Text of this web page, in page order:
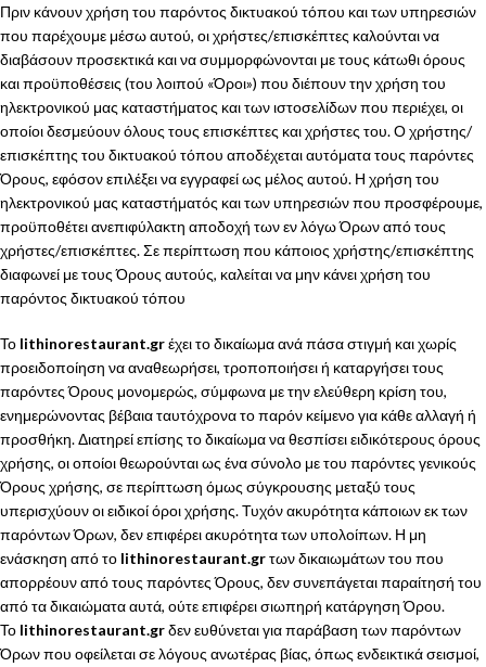
Πριν κάνουν χρήση του παρόντος δικτυακού τόπου και των υπηρεσιών
που παρέχουμε μέσω αυτού, οι χρήστες/επισκέπτες καλούνται να
διαβάσουν προσεκτικά και να συμμορφώνονται με τους κάτωθι όρους
και προϋποθέσεις (του λοιπού «Όροι») που διέπουν την χρήση του
ηλεκτρονικού μας καταστήματος και των ιστοσελίδων που περιέχει, οι
οποίοι δεσμεύουν όλους τους επισκέπτες και χρήστες του. Ο χρήστης/
επισκέπτης του δικτυακού τόπου αποδέχεται αυτόματα τους παρόντες
Όρους, εφόσον επιλέξει να εγγραφεί ως μέλος αυτού. Η χρήση του
ηλεκτρονικού μας καταστήματός και των υπηρεσιών που προσφέρουμε,
προϋποθέτει ανεπιφύλακτη αποδοχή των εν λόγω Όρων από τους
χρήστες/επισκέπτες. Σε περίπτωση που κάποιος χρήστης/επισκέπτης
διαφωνεί με τους Όρους αυτούς, καλείται να μην κάνει χρήση του
παρόντος δικτυακού τόπου
Το lithinorestaurant.grέχει το δικαίωμα ανά πάσα στιγμή και χωρίς
προειδοποίηση να αναθεωρήσει, τροποποιήσει ή καταργήσει τους
παρόντες Όρους μονομερώς, σύμφωνα με την ελεύθερη κρίση του,
ενημερώνοντας βέβαια ταυτόχρονα το παρόν κείμενο για κάθε αλλαγή ή
προσθήκη. Διατηρεί επίσης το δικαίωμα να θεσπίσει ειδικότερους όρους
χρήσης, οι οποίοι θεωρούνται ως ένα σύνολο με του παρόντες γενικούς
Όρους χρήσης, σε περίπτωση όμως σύγκρουσης μεταξύ τους
υπερισχύουν οι ειδικοί όροι χρήσης. Τυχόν ακυρότητα κάποιων εκ των
παρόντων Όρων, δεν επιφέρει ακυρότητα των υπολοίπων. Η μη
ενάσκηση από το lithinorestaurant.grτων δικαιωμάτων του που
απορρέουν από τους παρόντες Όρους, δεν συνεπάγεται παραίτησή του
από τα δικαιώματα αυτά, ούτε επιφέρει σιωπηρή κατάργηση Όρου.
Το lithinorestaurant.grδεν ευθύνεται για παράβαση των παρόντων
Όρων που οφείλεται σε λόγους ανωτέρας βίας, όπως ενδεικτικά σεισμοί,